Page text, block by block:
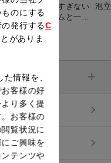
られない！甘すぎない
グルトやジャムと一緒
で、誰もが楽しめるパ
泡
のにする
発行するC
がありま
情報を、
客様の好
り多く提
お客様の
覧状況に
ご興味を
テンツや